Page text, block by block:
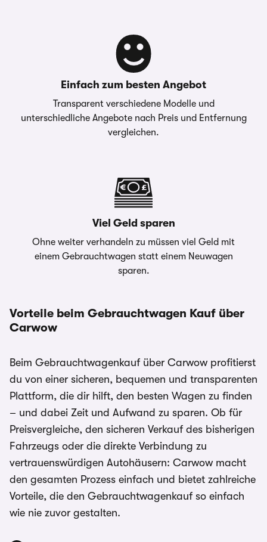
Einfach zum besten Angebot
Transparent verschiedene Modelle und
unterschiedliche Angebote nach Preis und Entfernung
vergleichen.
Viel Geld sparen
Ohne weiter verhandeln zu müssen viel Geld mit
einem Gebrauchtwagen statt einem Neuwagen
sparen.
Vorteile beim Gebrauchtwagen Kauf über
Carwow
Beim Gebrauchtwagenkauf über Carwow profitierst
du von einer sicheren, bequemen und transparenten
Plattform, die dir hilft, den besten Wagen zu finden
– und dabei Zeit und Aufwand zu sparen. Ob für
Preisvergleiche, den sicheren Verkauf des bisherigen
Fahrzeugs oder die direkte Verbindung zu
vertrauenswürdigen Autohäusern: Carwow macht
den gesamten Prozess einfach und bietet zahlreiche
Vorteile, die den Gebrauchtwagenkauf so einfach
wie nie zuvor gestalten.